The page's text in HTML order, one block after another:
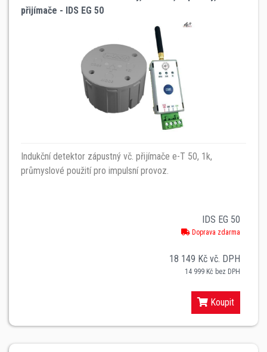
přijímače - IDS EG 50
Indukční detektor zápustný vč. přijímače e-T 50, 1k,
průmyslové použití pro impulsní provoz.
IDS EG 50
Doprava zdarma
18 149 Kč vč. DPH
14 999 Kč bez DPH
Koupit